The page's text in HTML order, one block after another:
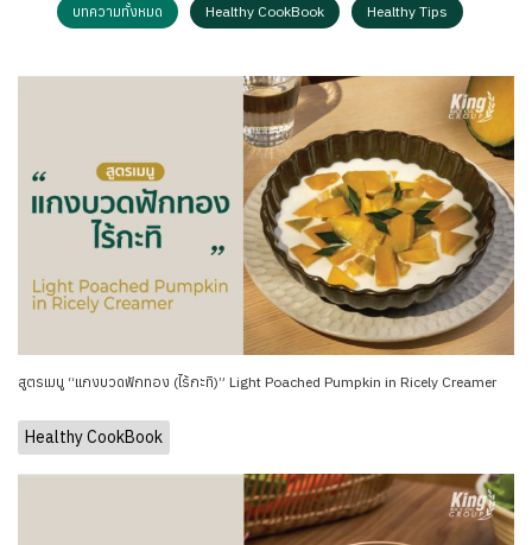
บทความทั้งหมด Healthy CookBook Healthy Tips
สูตรเมนู “แกงบวดฟักทอง (ไร้กะทิ)” Light Poached Pumpkin in Ricely Creamer
Healthy CookBook